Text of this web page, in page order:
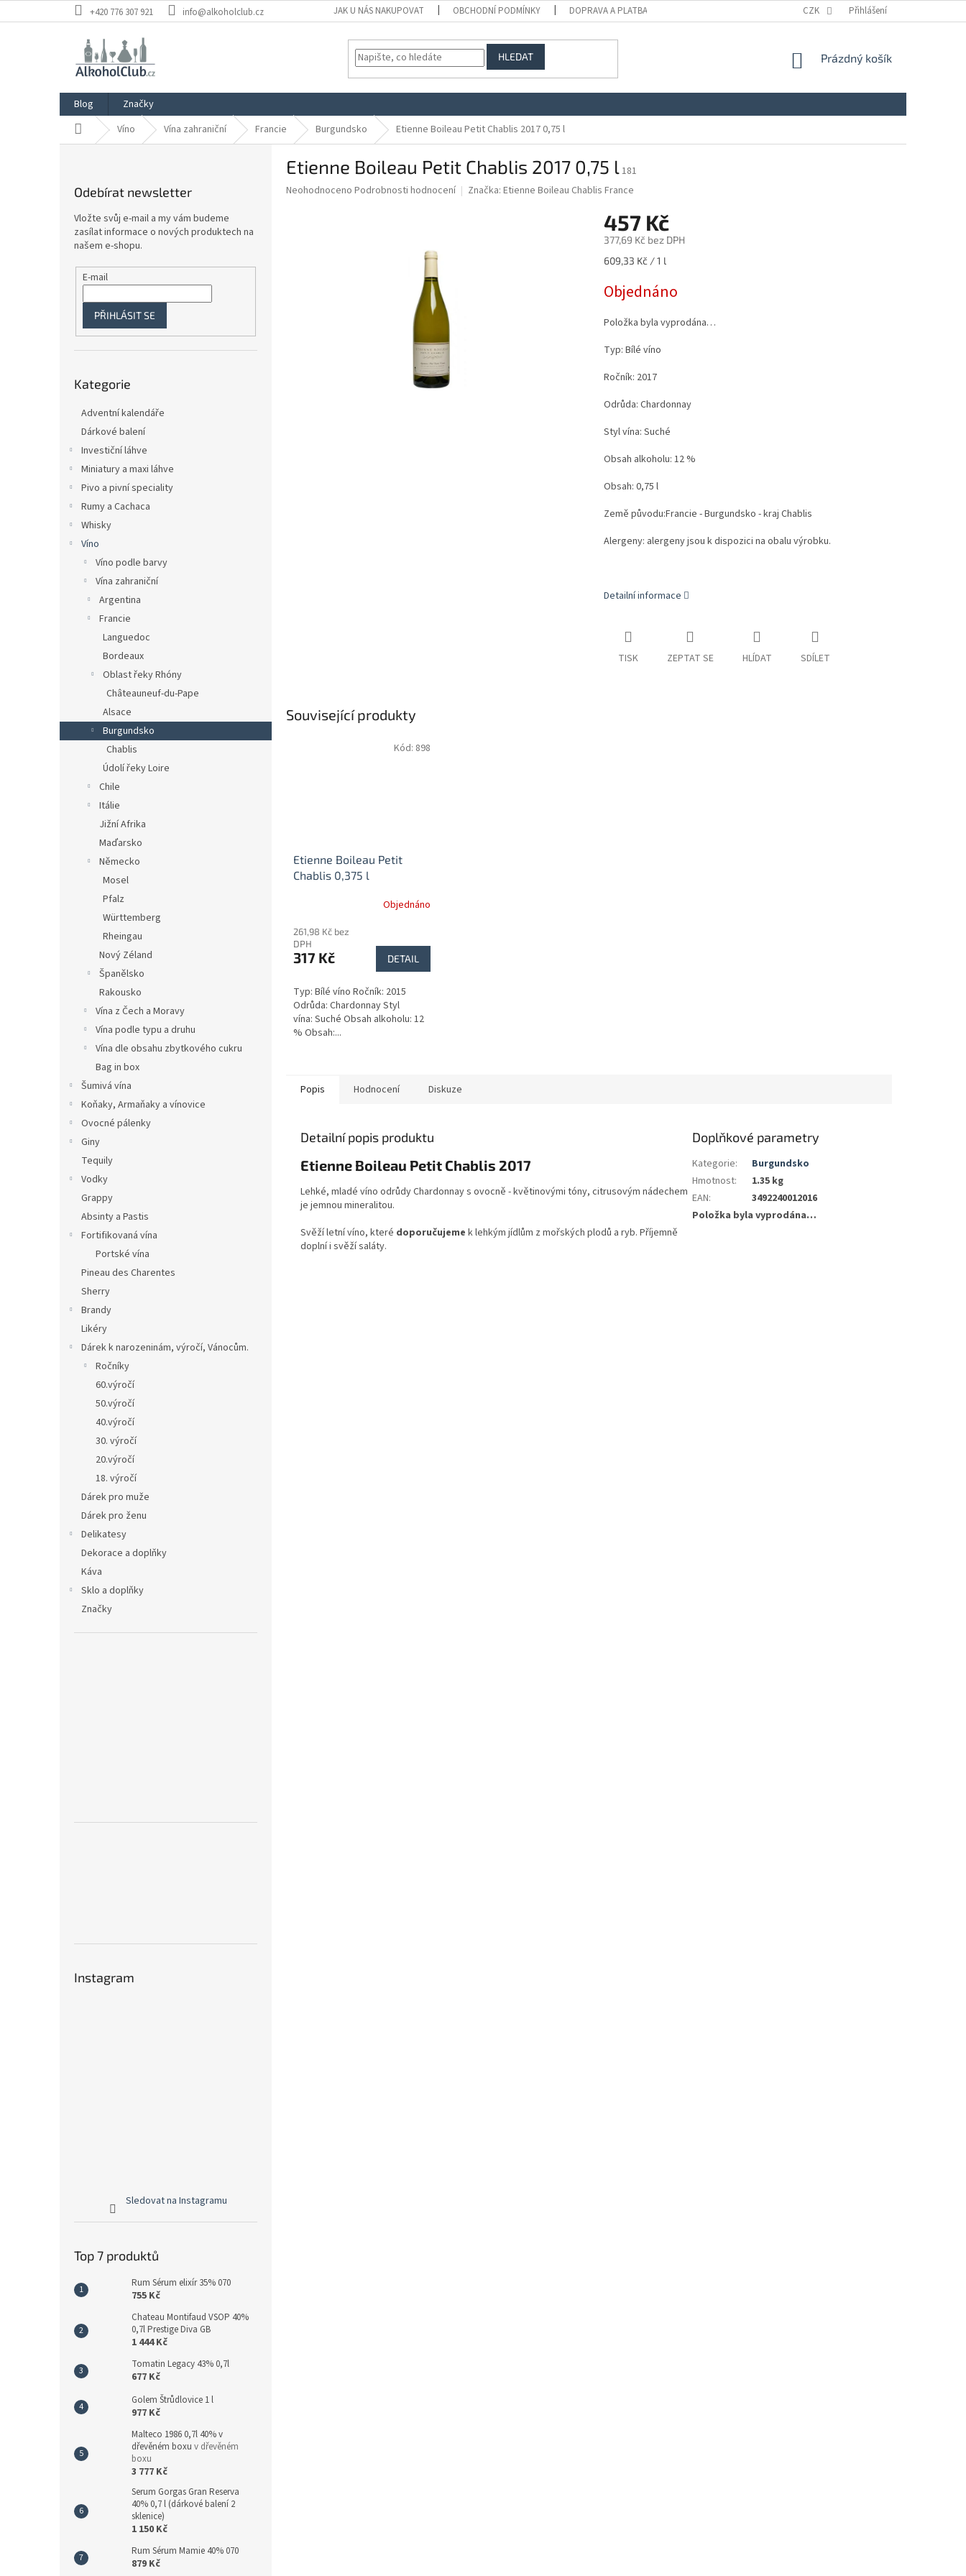
na
+420 776 307 921 info@alkoholclub.cz JAK U NÁS NAKUPOVAT OBCHODNÍ PODMÍNKY DOPRAVA A PLATBA ZÁSADY ZPRACOVÁNÍ A
CZK Přihlášení
HLEDAT
NÁKUPNÍ
Prázdný košík
Blog
Značky
Domů Víno Vína zahraniční Francie Burgundsko Etienne Boileau Petit Chablis 2017 0,75 l
Odebírat newsletter
Vložte svůj e-mail a my vám budeme
zasílat informace o nových produktech na
našem e-shopu.
E-mail
PŘIHLÁSIT SE
kategorie
Kategorie
Adventní kalendáře
Dárkové balení
Investiční láhve
Miniatury a maxi láhve
Pivo a pivní speciality
Rumy a Cachaca
Whisky
Víno
Víno podle barvy
Vína zahraniční
Argentina
Francie
Languedoc
Bordeaux
Oblast řeky Rhóny
Châteauneuf-du-Pape
Alsace
Burgundsko
Chablis
Údolí řeky Loire
Chile
Itálie
Jižní Afrika
Maďarsko
Německo
Mosel
Pfalz
Württemberg
Rheingau
Nový Zéland
Španělsko
Rakousko
Vína z Čech a Moravy
Vína podle typu a druhu
Vína dle obsahu zbytkového cukru
Bag in box
Šumivá vína
Koňaky, Armaňaky a vínovice
Ovocné pálenky
Giny
Tequily
Vodky
Grappy
Absinty a Pastis
Fortifikovaná vína
Portské vína
Pineau des Charentes
Sherry
Brandy
Likéry
Dárek k narozeninám, výročí, Vánocům.
Ročníky
60.výročí
50.výročí
40.výročí
30. výročí
20.výročí
18. výročí
Dárek pro muže
Dárek pro ženu
Delikatesy
Dekorace a doplňky
Káva
Sklo a doplňky
Značky
Instagram
Sledovat na Instagramu
Top 7 produktů
Rum Sérum elixír 35% 070
755 Kč
Chateau Montifaud VSOP 40%
0,7l Prestige Diva GB
1 444 Kč
Tomatin Legacy 43% 0,7l
677 Kč
Golem Štrůdlovice 1 l
977 Kč
Malteco 1986 0,7l 40% v
dřevěném boxu v dřevěném
boxu
3 777 Kč
Serum Gorgas Gran Reserva
40% 0,7 l (dárkové balení 2
sklenice)
1 150 Kč
Rum Sérum Mamie 40% 070
879 Kč
Etienne Boileau Petit Chablis 2017 0,75 l181
Průměrné
Neohodnoceno Podrobnosti hodnocení Značka: Etienne Boileau Chablis France
457 Kč
377,69 Kč bez DPH
Měrná
609,33 Kč / 1 l
Objednáno
Položka byla vyprodána…
Typ: Bílé víno
Ročník: 2017
Odrůda: Chardonnay
Styl vína: Suché
Obsah alkoholu: 12 %
Obsah: 0,75 l
Země původu:Francie - Burgundsko - kraj Chablis
Alergeny: alergeny jsou k dispozici na obalu výrobku.
Detailní informace
TISK ZEPTAT SE HLÍDAT SDÍLET
Související produkty
Etienne Boileau Petit
Chablis 0,375 l
Objednáno
261,98 Kč bez
DPH
317 Kč DETAIL
Typ: Bílé víno Ročník: 2015
Odrůda: Chardonnay Styl
vína: Suché Obsah alkoholu: 12
% Obsah:...
Kód: 898
Popis Hodnocení Diskuze
Detailní popis produktu
Etienne Boileau Petit Chablis 2017
Lehké, mladé víno odrůdy Chardonnay s ovocně - květinovými tóny, citrusovým nádechem
je jemnou mineralitou.
Svěží letní víno, které doporučujeme k lehkým jídlům z mořských plodů a ryb. Příjemně
doplní i svěží saláty.
Doplňkové parametry
Kategorie:
Burgundsko
Hmotnost:
1.35 kg
EAN:
3492240012016
Položka byla vyprodána…